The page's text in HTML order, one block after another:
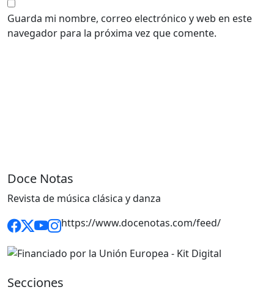
Guarda mi nombre, correo electrónico y web en este
navegador para la próxima vez que comente.
Doce Notas
Revista de música clásica y danza
https://www.docenotas.com/feed/
Secciones